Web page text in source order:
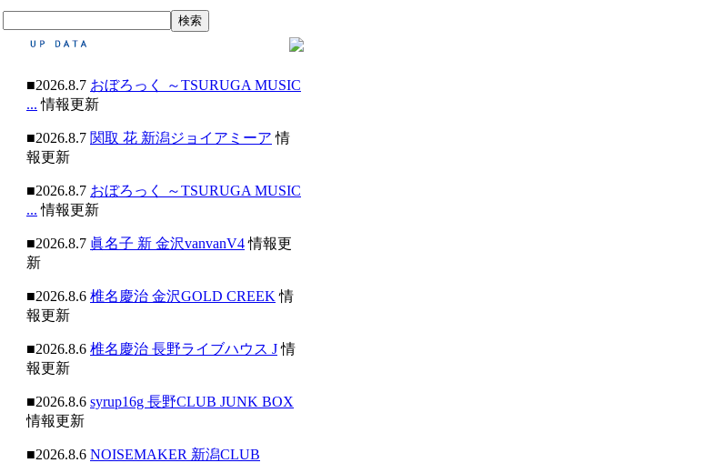
■2026.8.7 おぼろっく ～TSURUGA MUSIC
... 情報更新
■2026.8.7 関取 花 新潟ジョイアミーア 情
報更新
■2026.8.7 おぼろっく ～TSURUGA MUSIC
... 情報更新
■2026.8.7 眞名子 新 金沢vanvanV4情報更
新
■2026.8.6 椎名慶治 金沢GOLD CREEK 情
報更新
■2026.8.6 椎名慶治 長野ライブハウス J情
報更新
■2026.8.6 syrup16g 長野CLUB JUNK BOX
情報更新
■2026.8.6 NOISEMAKER 新潟CLUB